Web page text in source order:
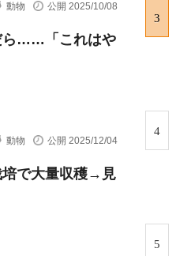
動物 公開 2025/10/08
ら……「これはや
動物 公開 2025/12/04
で大量収穫→見
3
4
5